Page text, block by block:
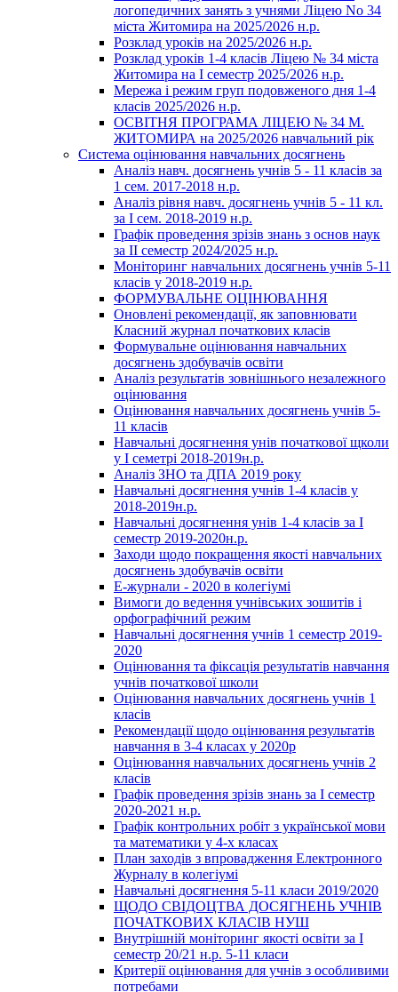
логопедичних занять з учнями Ліцею No 34
міста Житомира на 2025/2026 н.р.
Розклад уроків на 2025/2026 н.р.
Розклад уроків 1-4 класів Ліцею № 34 міста
Житомира на І семестр 2025/2026 н.р.
Мережа і режим груп подовженого дня 1-4
класів 2025/2026 н.р.
ОСВІТНЯ ПРОГРАМА ЛІЦЕЮ № 34 М.
ЖИТОМИРА на 2025/2026 навчальний рік
Система оцінювання навчальних досягнень
Аналіз навч. досягнень учнів 5 - 11 класів за
1 сем. 2017-2018 н.р.
Аналіз рівня навч. досягнень учнів 5 - 11 кл.
за І сем. 2018-2019 н.р.
Графік проведення зрізів знань з основ наук
за ІІ семестр 2024/2025 н.р.
Моніторинг навчальних досягнень учнів 5-11
класів у 2018-2019 н.р.
ФОРМУВАЛЬНЕ ОЦІНЮВАННЯ
Оновлені рекомендації, як заповнювати
Класний журнал початкових класів
Формувальне оцінювання навчальних
досягнень здобувачів освіти
Аналіз результатів зовнішнього незалежного
оцінювання
Оцінювання навчальних досягнень учнів 5-
11 класів
Навчальні досягнення унів початкової щколи
у І семетрі 2018-2019н.р.
Аналіз ЗНО та ДПА 2019 року
Навчальні досягнення учнів 1-4 класів у
2018-2019н.р.
Навчальні досягнення унів 1-4 класів за І
семестр 2019-2020н.р.
Заходи щодо покращення якості навчальних
досягнень здобувачів освіти
Е-журнали - 2020 в колегіумі
Вимоги до ведення учнівських зошитів і
орфографічний режим
Навчальні досягнення учнів 1 семестр 2019-
2020
Оцінювання та фіксація результатів навчання
учнів початкової школи
Оцінювання навчальних досягнень учнів 1
класів
Рекомендації щодо оцінювання результатів
навчання в 3-4 класах у 2020р
Оцінювання навчальних досягнень учнів 2
класів
Графік проведення зрізів знань за І семестр
2020-2021 н.р.
Графік контрольних робіт з української мови
та математики у 4-х класах
План заходів з впровадження Електронного
Журналу в колегіумі
Навчальні досягнення 5-11 класи 2019/2020
ЩОДО СВІДОЦТВА ДОСЯГНЕНЬ УЧНІВ
ПОЧАТКОВИХ КЛАСІВ НУШ
Внутрішній моніторинг якості освіти за І
семестр 20/21 н.р. 5-11 класи
Критерії оцінювання для учнів з особливими
потребами